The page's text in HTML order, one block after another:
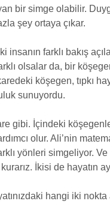
bir simge olabilir.
şey ortaya çıkar.
insanın farklı bakış
olsalar da, bir
köşegen, tıpkı
sunuyordu.
gibi. İçindeki
olur. Ali’nin
yönleri simgeliyor.
İkisi de hayatın
hangi iki nokta